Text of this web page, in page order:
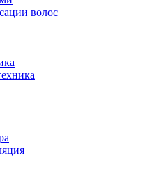
волос